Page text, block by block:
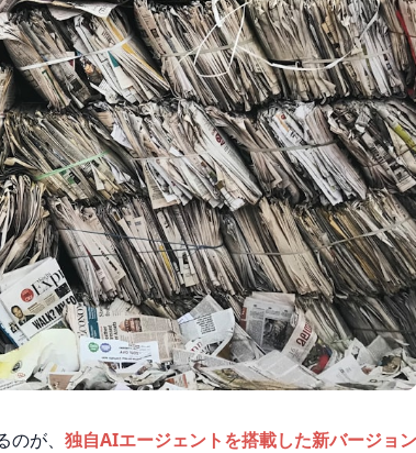
が、 独自AIエージェントを搭載した新バージョン